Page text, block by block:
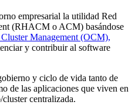
empresarial la utilidad Red
(RHACM o ACM) basándose
Management (OCM),
y contribuir al software
y ciclo de vida tanto de
de las aplicaciones que viven en
centralizada.